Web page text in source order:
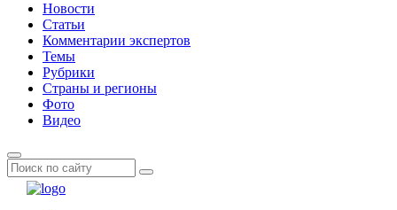
Новости
Статьи
Комментарии экспертов
Темы
Рубрики
Страны и регионы
Фото
Видео